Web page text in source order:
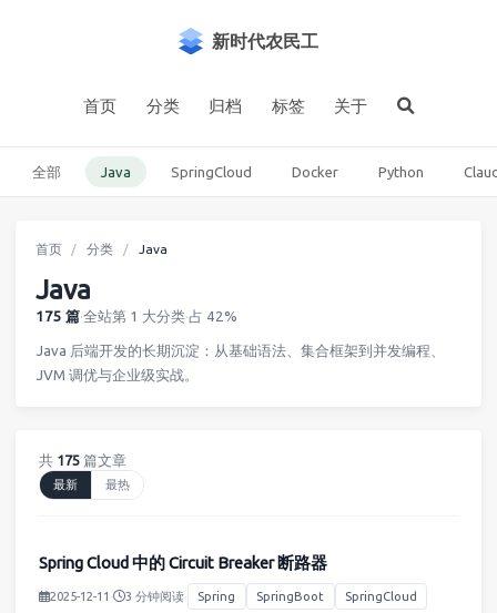
新时代农民工
首页 分类 归档 标签 关于
全部 Java SpringCloud Docker Python
首页 分类 Java
Java
175 篇·全站第 1 大分类·占 42%
Java 后端开发的长期沉淀：从基础语法、集合框架到并发编程、
JVM 调优与企业级实战。
共 175 篇文章
最新 最热
Spring Cloud 中的 Circuit Breaker 断路器
2025-12-11 · 3 分钟阅读· Spring SpringBoot SpringCloud